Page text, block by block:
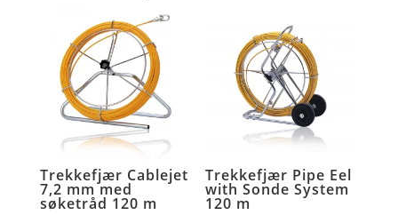
Trekkefjær Cablejet
7,2 mm med
søketråd 120 m
Trekkefjær Pipe Eel
with Sonde System
120 m